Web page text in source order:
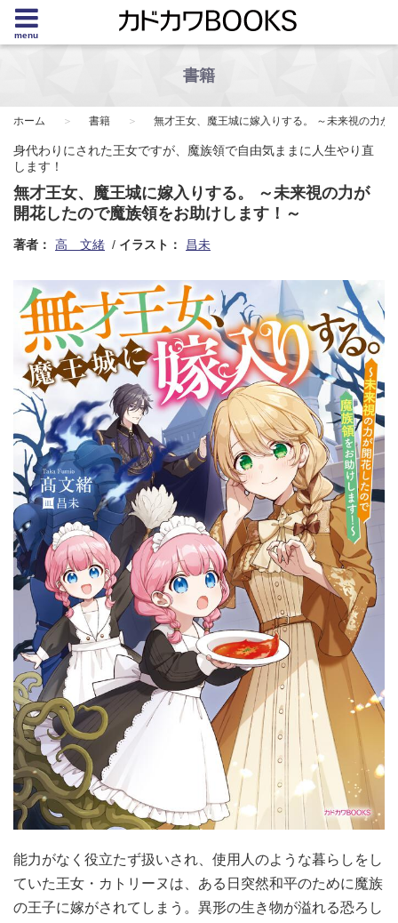
menu
書籍
ホーム 書籍 無才王女、魔王城に嫁入りする。 ～未来視の力が
身代わりにされた王女ですが、魔族領で自由気ままに人生やり直
します！
無才王女、魔王城に嫁入りする。 ～未来視の力が
開花したので魔族領をお助けします！～
著者： 高 文緒 イラスト： 昌未
能力がなく役立たず扱いされ、使用人のような暮らしをし
ていた王女・カトリーヌは、ある日突然和平のために魔族
の王子に嫁がされてしまう。異形の生き物が溢れる恐ろし